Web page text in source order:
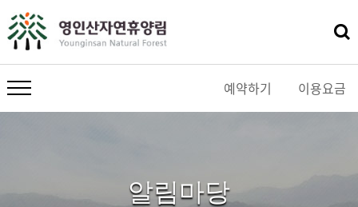
예약하기 이용요금
메뉴 열기
알림마당